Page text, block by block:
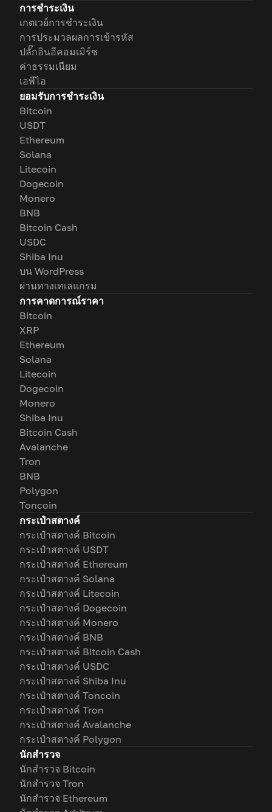
การชำระเงิน
เกตเวย์การชำระเงิน
การประมวลผลการเข้ารหัส
ปลั๊กอินอีคอมเมิร์ซ
ค่าธรรมเนียม
เอพีไอ
ยอมรับการชำระเงิน
Bitcoin
USDT
Ethereum
Solana
Litecoin
Dogecoin
Monero
BNB
Bitcoin Cash
USDC
Shiba Inu
บน WordPress
ผ่านทางเทเลแกรม
การคาดการณ์ราคา
Bitcoin
XRP
Ethereum
Solana
Litecoin
Dogecoin
Monero
Shiba Inu
Bitcoin Cash
Avalanche
Tron
BNB
Polygon
Toncoin
กระเป๋าสตางค์
กระเป๋าสตางค์ Bitcoin
กระเป๋าสตางค์ USDT
กระเป๋าสตางค์ Ethereum
กระเป๋าสตางค์ Solana
กระเป๋าสตางค์ Litecoin
กระเป๋าสตางค์ Dogecoin
กระเป๋าสตางค์ Monero
กระเป๋าสตางค์ BNB
กระเป๋าสตางค์ Bitcoin Cash
กระเป๋าสตางค์ USDC
กระเป๋าสตางค์ Shiba Inu
กระเป๋าสตางค์ Toncoin
กระเป๋าสตางค์ Tron
กระเป๋าสตางค์ Avalanche
กระเป๋าสตางค์ Polygon
นักสำรวจ
นักสำรวจ Bitcoin
นักสำรวจ Tron
นักสำรวจ Ethereum